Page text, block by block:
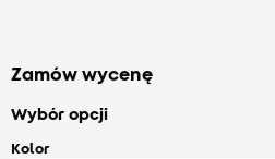
Zamów wycenę
Wybór opcji
Kolor